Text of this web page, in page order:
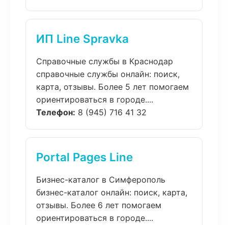
ИП Line Spravka
Справочные службы в Краснодар
справочные службы онлайн: поиск,
карта, отзывы. Более 5 лет помогаем
ориентироваться в городе....
Телефон: 8 (945) 716 41 32
Portal Pages Line
Бизнес-каталог в Симферополь
бизнес-каталог онлайн: поиск, карта,
отзывы. Более 6 лет помогаем
ориентироваться в городе....